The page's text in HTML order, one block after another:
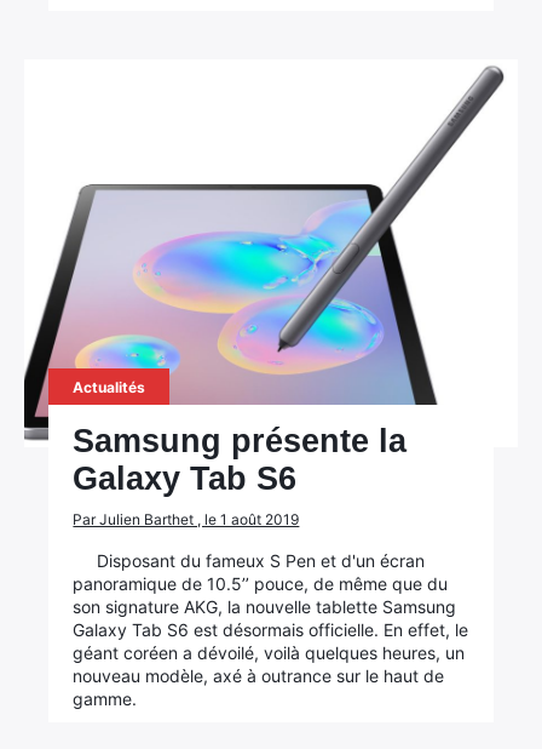
Actualités
Samsung présente la
Galaxy Tab S6
Par Julien Barthet , le 1 août 2019
Disposant du fameux S Pen et d'un écran
panoramique de 10.5’’ pouce, de même que du
son signature AKG, la nouvelle tablette Samsung
Galaxy Tab S6 est désormais officielle. En effet, le
géant coréen a dévoilé, voilà quelques heures, un
nouveau modèle, axé à outrance sur le haut de
gamme.